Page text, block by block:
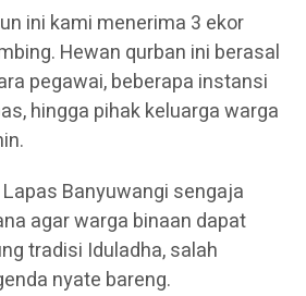
ini kami menerima 3 ekor
Hewan qurban ini berasal
pegawai, beberapa instansi
hingga pihak keluarga warga
Banyuwangi sengaja
agar warga binaan dapat
tradisi Iduladha, salah
nyate bareng.